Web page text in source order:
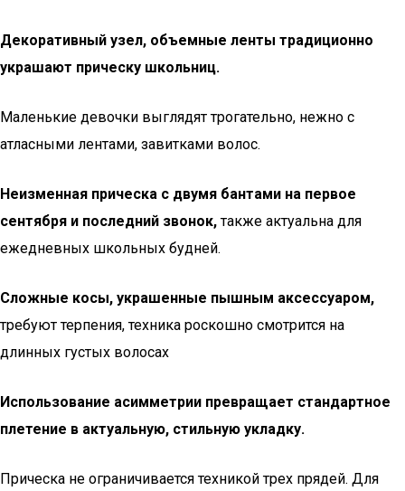
Декоративный узел, объемные ленты традиционно
украшают прическу школьниц.
Маленькие девочки выглядят трогательно, нежно с
атласными лентами, завитками волос.
Неизменная прическа с двумя бантами на первое
сентября и последний звонок,также актуальна для
ежедневных школьных будней.
Сложные косы, украшенные пышным аксессуаром,
требуют терпения, техника роскошно смотрится на
длинных густых волосах
Использование асимметрии превращает стандартное
плетение в актуальную, стильную укладку.
Прическа не ограничивается техникой трех прядей. Для